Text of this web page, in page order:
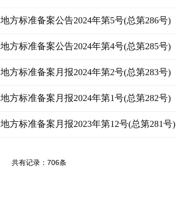
地方标准备案公告2024年第5号(总第286号)
地方标准备案公告2024年第4号(总第285号)
地方标准备案月报2024年第2号(总第283号)
地方标准备案月报2024年第1号(总第282号)
地方标准备案月报2023年第12号(总第281号)
共有记录：706条